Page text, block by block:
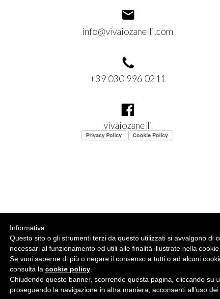
info@vivaiozanelli.com
+39 030 996 0211
vivaiozanelli
Informativa
Questo sito o gli strumenti terzi da questo utilizzati si avvalgono di
necessari al funzionamento ed utili alle finalità illustrate nella
Se vuoi saperne di più o negare il consenso a tutti o ad alcuni
consulta la cookie policy
Chiudendo questo banner, scorrendo questa pagina, cliccando su
proseguendo la navigazione in altra maniera, acconsenti all’uso